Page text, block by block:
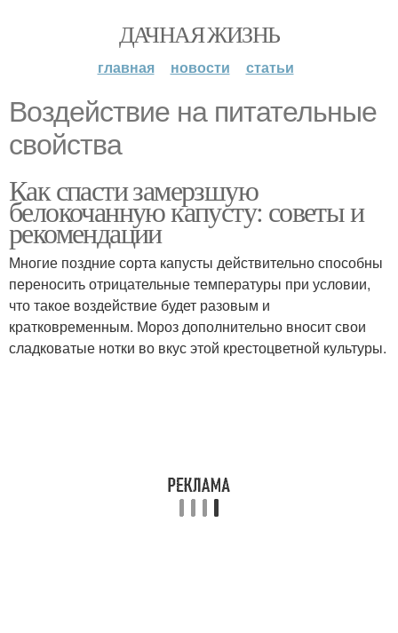
ДАЧНАЯ ЖИЗНЬ
главная новости статьи
Воздействие на питательные
свойства
Как спасти замерзшую
белокочанную капусту: советы и
рекомендации
Многие поздние сорта капусты действительно способны
переносить отрицательные температуры при условии,
что такое воздействие будет разовым и
кратковременным. Мороз дополнительно вносит свои
сладковатые нотки во вкус этой крестоцветной культуры.